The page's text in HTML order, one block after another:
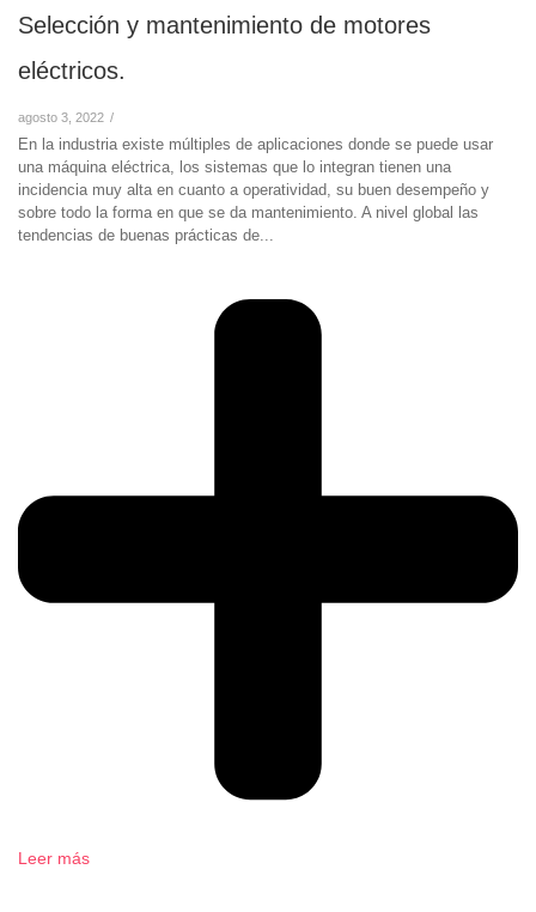
Selección y mantenimiento de motores
eléctricos.
agosto 3, 2022 /
En la industria existe múltiples de aplicaciones donde se puede usar
una máquina eléctrica, los sistemas que lo integran tienen una
incidencia muy alta en cuanto a operatividad, su buen desempeño y
sobre todo la forma en que se da mantenimiento. A nivel global las
tendencias de buenas prácticas de...
Leer más